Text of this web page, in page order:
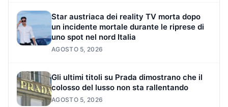
Star austriaca dei reality TV morta dopo
un incidente mortale durante le riprese di
uno spot nel nord Italia
AGOSTO 5, 2026
Gli ultimi titoli su Prada dimostrano che il
colosso del lusso non sta rallentando
AGOSTO 5, 2026